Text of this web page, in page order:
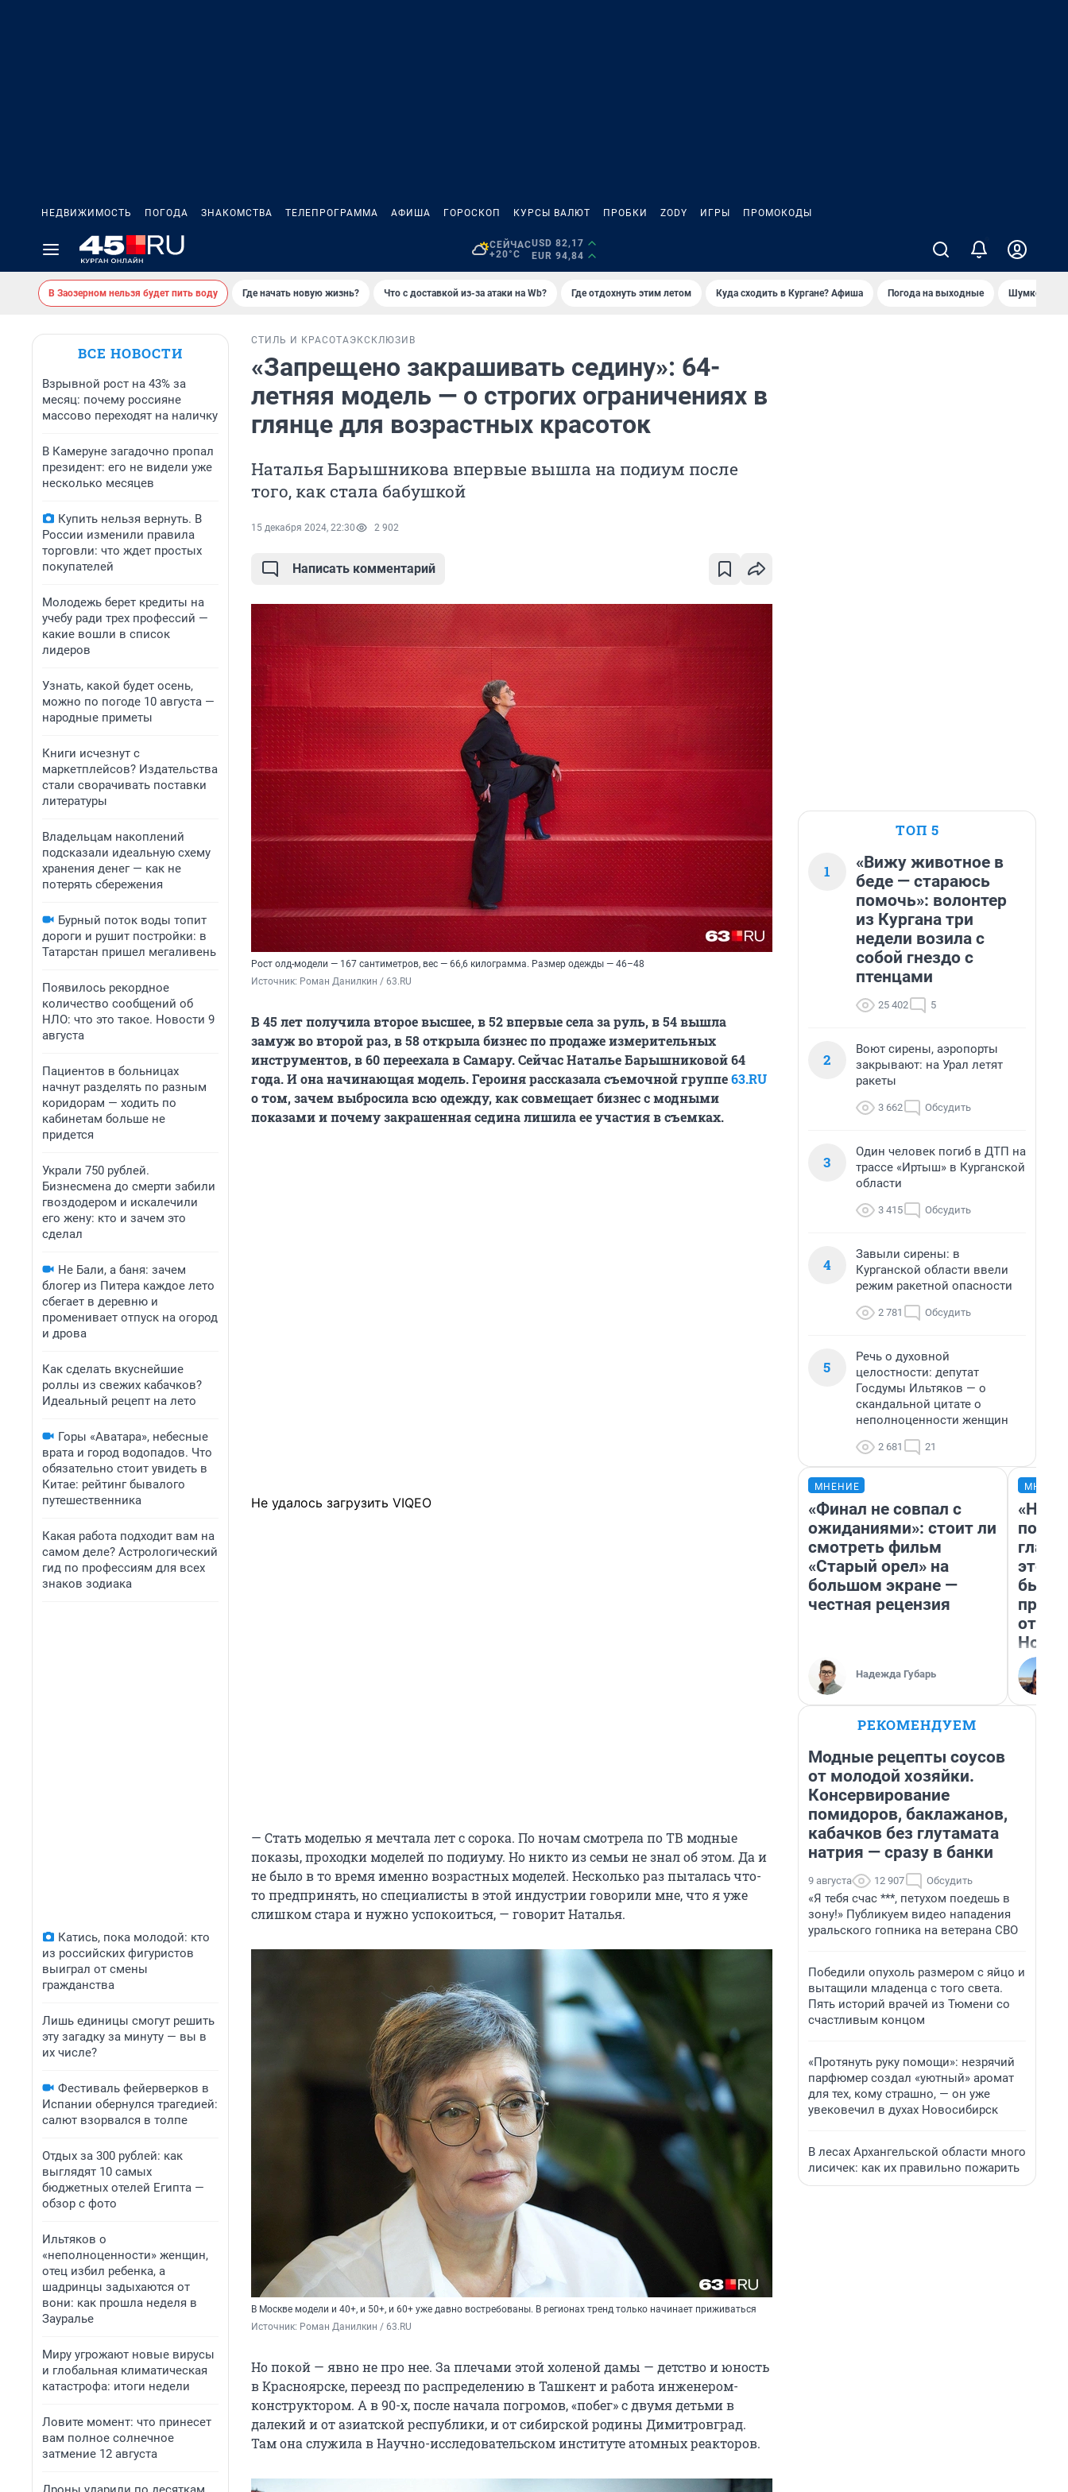
НЕДВИЖИМОСТЬ ПОГОДА ЗНАКОМСТВА ТЕЛЕПРОГРАММА АФИША ГОРОСКОП КУРСЫ ВАЛЮТ ПРОБКИ ZODY ИГРЫ ПРОМОКОДЫ
СЕЙЧАС
+20°C
USD 82,17
EUR 94,84
В Заозерном нельзя будет пить воду Где начать новую жизнь? Что с доставкой из-за атаки на Wb? Где отдохнуть этим летом Куда сходить в Кургане? Афиша Погода на выходные Шумков в
ВСЕ НОВОСТИ
Взрывной рост на 43% за
месяц: почему россияне
массово переходят на наличку
В Камеруне загадочно пропал
президент: его не видели уже
несколько месяцев
Купить нельзя вернуть. В
России изменили правила
торговли: что ждет простых
покупателей
Молодежь берет кредиты на
учебу ради трех профессий —
какие вошли в список
лидеров
Узнать, какой будет осень,
можно по погоде 10 августа —
народные приметы
Книги исчезнут с
маркетплейсов? Издательства
стали сворачивать поставки
литературы
Владельцам накоплений
подсказали идеальную схему
хранения денег — как не
потерять сбережения
Бурный поток воды топит
дороги и рушит постройки: в
Татарстан пришел мегаливень
Появилось рекордное
количество сообщений об
НЛО: что это такое. Новости 9
августа
Пациентов в больницах
начнут разделять по разным
коридорам — ходить по
кабинетам больше не
придется
Украли 750 рублей.
Бизнесмена до смерти забили
гвоздодером и искалечили
его жену: кто и зачем это
сделал
Не Бали, а баня: зачем
блогер из Питера каждое лето
сбегает в деревню и
променивает отпуск на огород
и дрова
Как сделать вкуснейшие
роллы из свежих кабачков?
Идеальный рецепт на лето
Горы «Аватара», небесные
врата и город водопадов. Что
обязательно стоит увидеть в
Китае: рейтинг бывалого
путешественника
Какая работа подходит вам на
самом деле? Астрологический
гид по профессиям для всех
знаков зодиака
Катись, пока молодой: кто
из российских фигуристов
выиграл от смены
гражданства
Лишь единицы смогут решить
эту загадку за минуту — вы в
их числе?
Фестиваль фейерверков в
Испании обернулся трагедией:
салют взорвался в толпе
Отдых за 300 рублей: как
выглядят 10 самых
бюджетных отелей Египта —
обзор с фото
Ильтяков о
«неполноценности» женщин,
отец избил ребенка, а
шадринцы задыхаются от
вони: как прошла неделя в
Зауралье
Миру угрожают новые вирусы
и глобальная климатическая
катастрофа: итоги недели
Ловите момент: что принесет
вам полное солнечное
затмение 12 августа
СТИЛЬ И КРАСОТАЭКСКЛЮЗИВ
«Запрещено закрашивать седину»: 64-
летняя модель — о строгих ограничениях в
глянце для возрастных красоток
Наталья Барышникова впервые вышла на подиум после
того, как стала бабушкой
15 декабря 2024, 22:30 2 902
Написать комментарий
Рост олд-модели — 167 сантиметров, вес — 66,6 килограмма. Размер одежды — 46–48
Источник: Роман Данилкин / 63.RU
В 45 лет получила второе высшее, в 52 впервые села за руль, в 54 вышла
замуж во второй раз, в 58 открыла бизнес по продаже измерительных
инструментов, в 60 переехала в Самару. Сейчас Наталье Барышниковой 64
года. И она начинающая модель. Героиня рассказала съемочной группе63.RU
о том, зачем выбросила всю одежду, как совмещает бизнес с модными
показами и почему закрашенная седина лишила ее участия в съемках.
Не удалось загрузить VIQEO
— Стать моделью я мечтала лет с сорока. По ночам смотрела по ТВ модные
показы, проходки моделей по подиуму. Но никто из семьи не знал об этом. Да и
не было в то время именно возрастных моделей. Несколько раз пыталась что-
то предпринять, но специалисты в этой индустрии говорили мне, что я уже
слишком стара и нужно успокоиться, — говорит Наталья.
В Москве модели и 40+, и 50+, и 60+ уже давно востребованы. В регионах тренд только начинает приживаться
Источник: Роман Данилкин / 63.RU
Но покой — явно не про нее. За плечами этой холеной дамы — детство и юность
в Красноярске, переезд по распределению в Ташкент и работа инженером-
конструктором. А в 90-х, после начала погромов, «побег» с двумя детьми в
далекий и от азиатской республики, и от сибирской родины Димитровград.
Там она служила в Научно-исследовательском институте атомных реакторов.
ТОП 5
1
«Вижу животное в
беде — стараюсь
помочь»: волонтер
из Кургана три
недели возила с
собой гнездо с
птенцами
25 402 5
2
Воют сирены, аэропорты
закрывают: на Урал летят
ракеты
3 662 Обсудить
3
Один человек погиб в ДТП на
трассе «Иртыш» в Курганской
области
3 415 Обсудить
4
Завыли сирены: в
Курганской области ввели
режим ракетной опасности
2 781 Обсудить
5
Речь о духовной
целостности: депутат
Госдумы Ильтяков — о
скандальной цитате о
неполноценности женщин
2 681 21
МНЕНИЕ
«Финал не совпал с
ожиданиями»: стоит ли
смотреть фильм
«Старый орел» на
большом экране —
честная рецензия
Надежда Губарь
этого
бьет
РЕКОМЕНДУЕМ
Модные рецепты соусов
от молодой хозяйки.
Консервирование
помидоров, баклажанов,
кабачков без глутамата
натрия — сразу в банки
9 августа 12 907 Обсудить
«Я тебя счас ***, петухом поедешь в
зону!» Публикуем видео нападения
уральского гопника на ветерана СВО
Победили опухоль размером с яйцо и
вытащили младенца с того света.
Пять историй врачей из Тюмени со
счастливым концом
«Протянуть руку помощи»: незрячий
парфюмер создал «уютный» аромат
для тех, кому страшно, — он уже
увековечил в духах Новосибирск
В лесах Архангельской области много
лисичек: как их правильно пожарить